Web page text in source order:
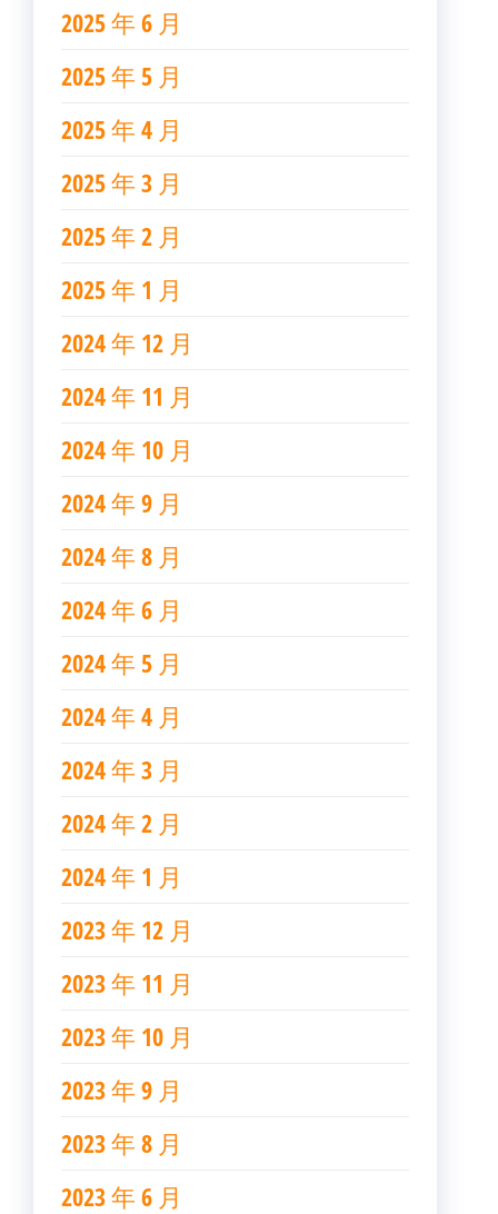
2025 年 6 月
2025 年 5 月
2025 年 4 月
2025 年 3 月
2025 年 2 月
2025 年 1 月
2024 年 12 月
2024 年 11 月
2024 年 10 月
2024 年 9 月
2024 年 8 月
2024 年 6 月
2024 年 5 月
2024 年 4 月
2024 年 3 月
2024 年 2 月
2024 年 1 月
2023 年 12 月
2023 年 11 月
2023 年 10 月
2023 年 9 月
2023 年 8 月
2023 年 6 月